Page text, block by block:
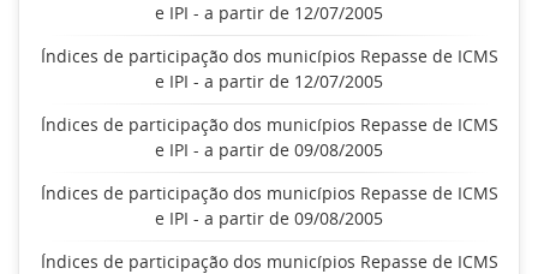
e IPI - a partir de 12/07/2005
Índices de participação dos municípios Repasse de ICMS
e IPI - a partir de 12/07/2005
Índices de participação dos municípios Repasse de ICMS
e IPI - a partir de 09/08/2005
Índices de participação dos municípios Repasse de ICMS
e IPI - a partir de 09/08/2005
Índices de participação dos municípios Repasse de ICMS